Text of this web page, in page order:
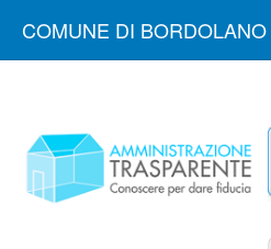
COMUNE DI BORDOLANO